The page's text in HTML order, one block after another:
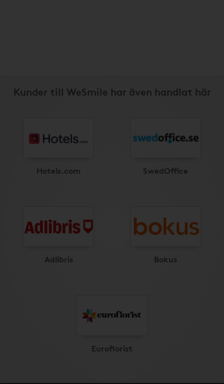
Kunder till WeSmile har även handlat här
Hotels.com SwedOffice
Adlibris Bokus
Euroflorist